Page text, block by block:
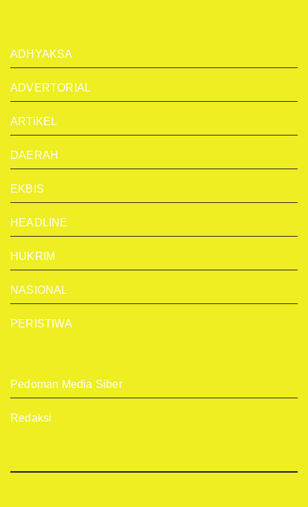
ADHYAKSA
ADVERTORIAL
ARTiKEL
DAERAH
EKBIS
HEADLINE
HUKRIM
NASIONAL
PERISTIWA
Pedoman Media Siber
Redaksi